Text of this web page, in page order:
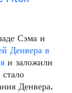
Сэма и
Денвера в
и заложили
Денвера.